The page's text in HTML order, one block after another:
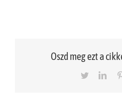
Oszd meg ezt a
Twitter